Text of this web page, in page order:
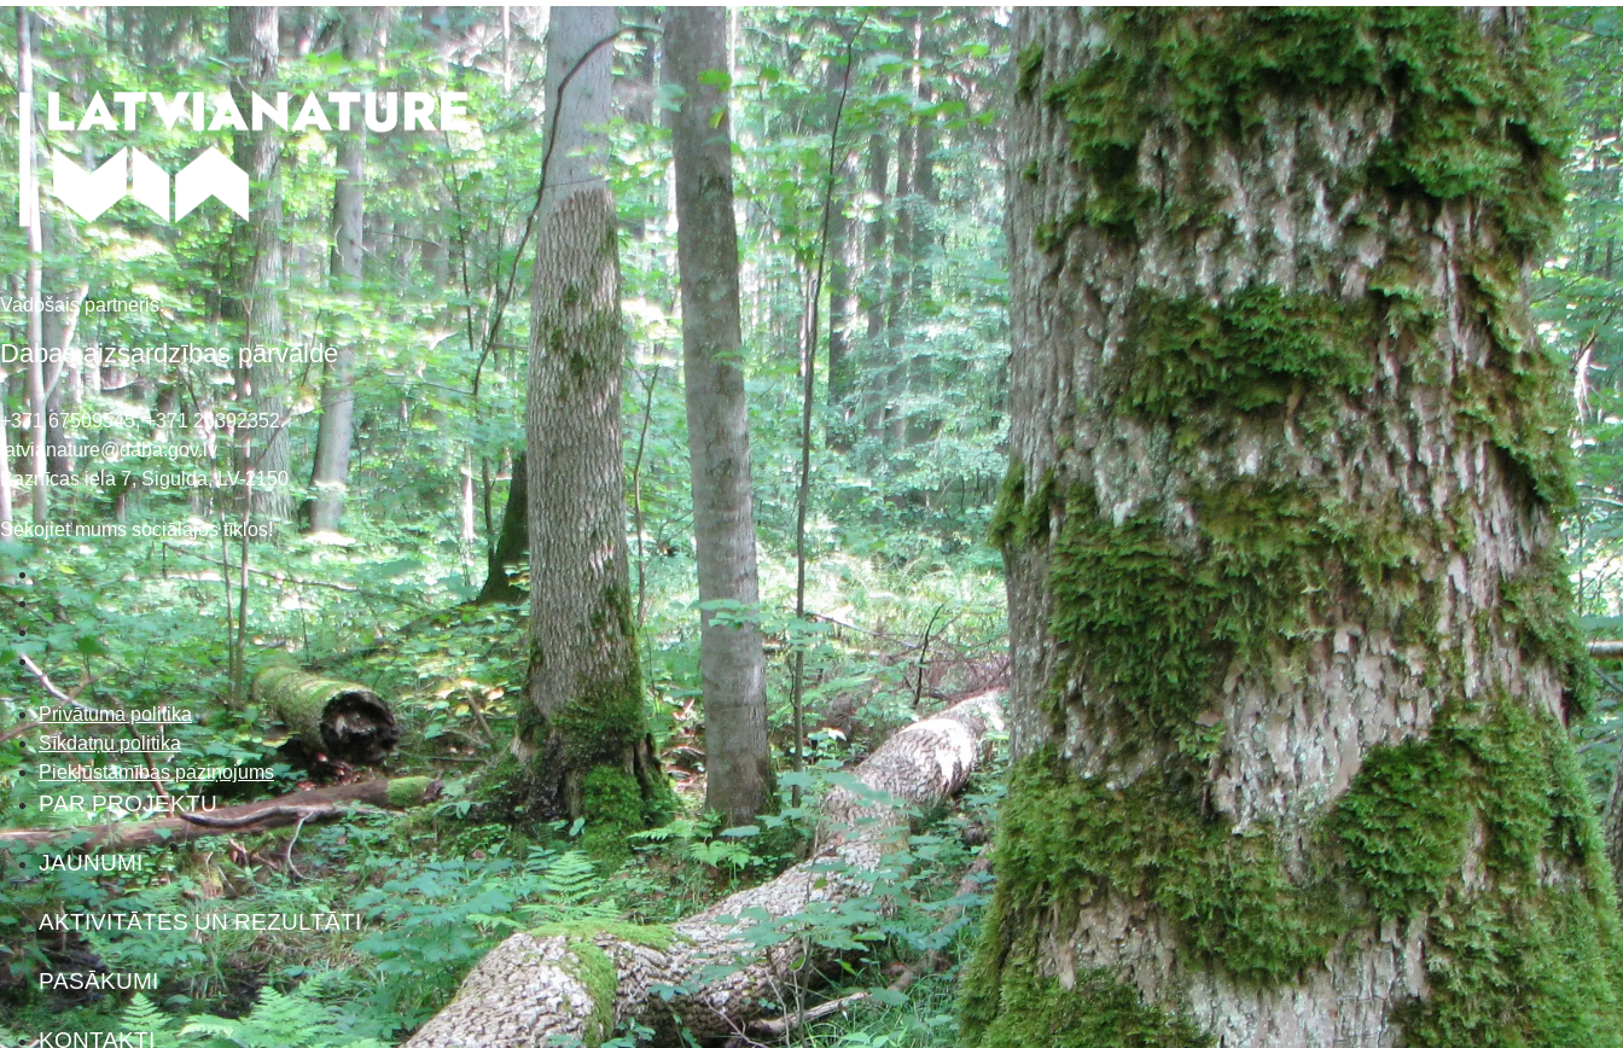
Vadošais partneris:
Dabas aizsardzības pārvalde
+371 67509545,+371 26392352
latvianature@daba.gov.lv
Baznīcas iela 7, Sigulda, LV-2150
Sekojiet mums sociālajos tīklos!
Privātuma politika
Sīkdatņu politika
Piekļūstamības paziņojums
PAR PROJEKTU
JAUNUMI
AKTIVITĀTES UN REZULTĀTI
PASĀKUMI
KONTAKTI